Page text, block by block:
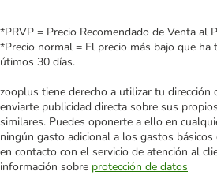
*PRVP = Precio Recomendado de Venta al
*Precio normal = El precio más bajo que
útimos 30 días.
zooplus tiene derecho a utilizar tu dirección
enviarte publicidad directa sobre sus
similares. Puedes oponerte a ello en
ningún gasto adicional a los gastos
en contacto con el servicio de atención al
información sobre protección de datos